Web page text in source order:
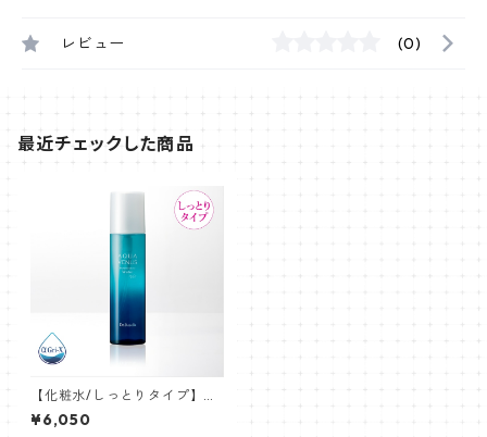
レビュー (0)
最近チェックした商品
【化粧水/しっとりタイプ】ピ
ュアモイスチャーウォーター
ヴェール 150mL
¥6,050